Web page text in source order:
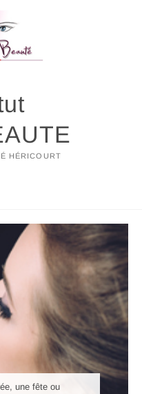
HÉRICOURT
une fête ou